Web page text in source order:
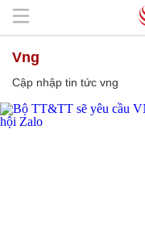
vng
Cập nhập tin tức vng